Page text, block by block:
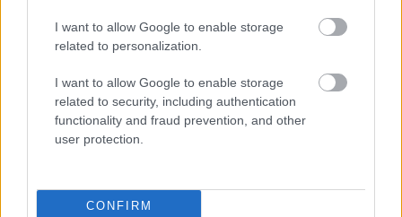
I want to allow Google to enable storage
related to personalization.
I want to allow Google to enable storage
related to security, including authentication
functionality and fraud prevention, and other
user protection.
CONFIRM
Ήπια γνωστική
εξασθένηση: Τι είναι και